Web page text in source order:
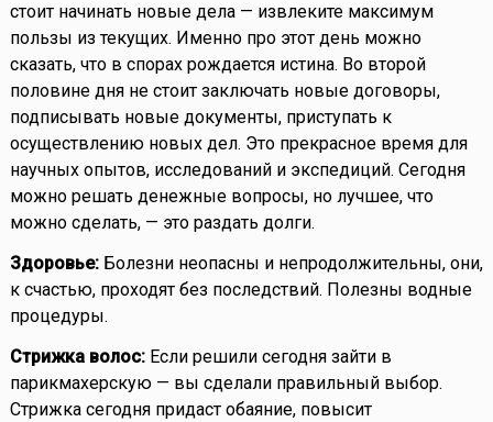
стоит начинать новые дела — извлеките максимум
пользы из текущих. Именно про этот день можно
сказать, что в спорах рождается истина. Во второй
половине дня не стоит заключать новые договоры,
подписывать новые документы, приступать к
осуществлению новых дел. Это прекрасное время для
научных опытов, исследований и экспедиций. Сегодня
можно решать денежные вопросы, но лучшее, что
можно сделать, — это раздать долги.
Здоровье:Болезни неопасны и непродолжительны, они,
к счастью, проходят без последствий. Полезны водные
процедуры.
Стрижка волос:Если решили сегодня зайти в
парикмахерскую — вы сделали правильный выбор.
Стрижка сегодня придаст обаяние, повысит